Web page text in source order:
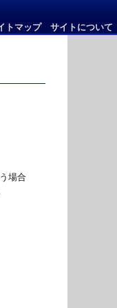
トマップ サイトについて
場合